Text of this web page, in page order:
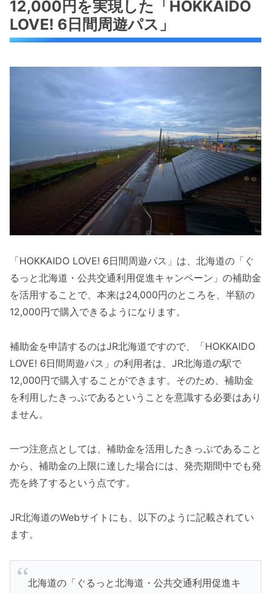
12,000円を実現した「HOKKAIDO
LOVE! 6日間周遊パス」
「HOKKAIDO LOVE! 6日間周遊パス」は、北海道の「ぐ
るっと北海道・公共交通利用促進キャンペーン」の補助金
を活用することで、本来は24,000円のところを、半額の
12,000円で購入できるようになります。
補助金を申請するのはJR北海道ですので、「HOKKAIDO
LOVE! 6日間周遊パス」の利用者は、JR北海道の駅で
12,000円で購入することができます。そのため、補助金
を利用したきっぷであるということを意識する必要はあり
ません。
一つ注意点としては、補助金を活用したきっぷであること
から、補助金の上限に達した場合には、発売期間中でも発
売を終了するという点です。
JR北海道のWebサイトにも、以下のように記載されてい
ます。
北海道の「ぐるっと北海道・公共交通利用促進キ